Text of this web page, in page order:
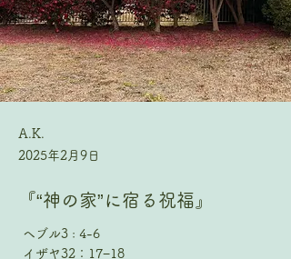
A.K.
2025年2月9日
『“神の家”に宿る祝福』
ヘブル3 : 4-6
イザヤ32：17−18